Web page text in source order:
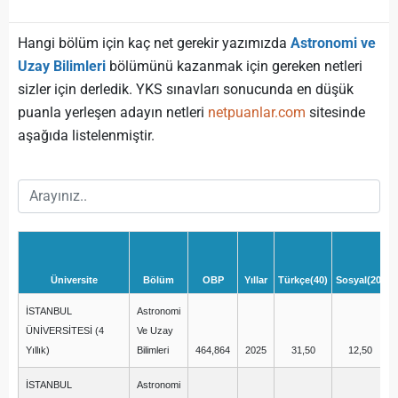
Hangi bölüm için kaç net gerekir yazımızda Astronomi ve
Uzay Bilimleri bölümünü kazanmak için gereken netleri
sizler için derledik. YKS sınavları sonucunda en düşük
puanla yerleşen adayın netleri netpuanlar.com sitesinde
aşağıda listelenmiştir.
Üniversite Bölüm OBP Yıllar Türkçe(40) Sosyal(20)
İSTANBUL
ÜNİVERSİTESİ (4
Yıllık)
Astronomi
Ve Uzay
Bilimleri
464,864 2025 31,50 12,50
İSTANBUL
Astronomi